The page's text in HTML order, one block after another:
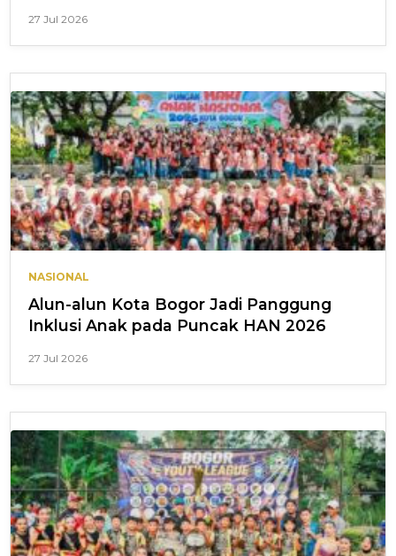
27 Jul 2026
NASIONAL
Alun-alun Kota Bogor Jadi Panggung
Inklusi Anak pada Puncak HAN 2026
27 Jul 2026